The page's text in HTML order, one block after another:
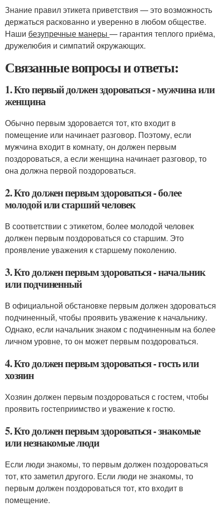
Знание правил этикета приветствия — это возможность
держаться раскованно и уверенно в любом обществе.
Наши безупречные манеры — гарантия теплого приёма,
дружелюбия и симпатий окружающих.
Связанные вопросы и ответы:
1. Кто первый должен здороваться - мужчина или
женщина
Обычно первым здоровается тот, кто входит в
помещение или начинает разговор. Поэтому, если
мужчина входит в комнату, он должен первым
поздороваться, а если женщина начинает разговор, то
она должна первой поздороваться.
2. Кто должен первым здороваться - более
молодой или старший человек
В соответствии с этикетом, более молодой человек
должен первым поздороваться со старшим. Это
проявление уважения к старшему поколению.
3. Кто должен первым здороваться - начальник
или подчиненный
В официальной обстановке первым должен здороваться
подчиненный, чтобы проявить уважение к начальнику.
Однако, если начальник знаком с подчиненным на более
личном уровне, то он может первым поздороваться.
4. Кто должен первым здороваться - гость или
хозяин
Хозяин должен первым поздороваться с гостем, чтобы
проявить гостеприимство и уважение к гостю.
5. Кто должен первым здороваться - знакомые
или незнакомые люди
Если люди знакомы, то первым должен поздороваться
тот, кто заметил другого. Если люди не знакомы, то
первым должен поздороваться тот, кто входит в
помещение.